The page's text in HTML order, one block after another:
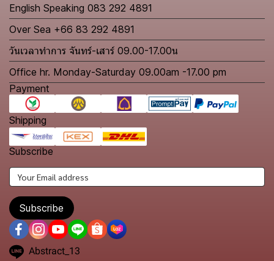
English Speaking 083 292 4891
Over Sea +66 83 292 4891
วันเวลาทำการ จันทร์-เสาร์ 09.00-17.00น
Office hr. Monday-Saturday 09.00am -17.00 pm
Payment
Shipping
Subscribe
Subscribe
Abstract_13